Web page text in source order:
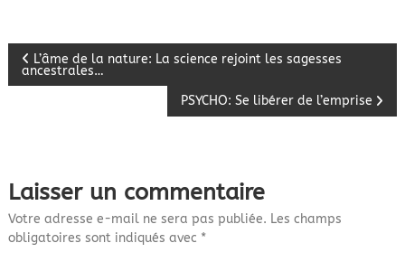
N
i
g
L’âme de la nature: La science rejoint les sagesses
ancestrales…
PSYCHO: Se libérer de l’emprise
Laisser un commentaire
Votre adresse e-mail ne sera pas publiée. Les champs
obligatoires sont indiqués avec *